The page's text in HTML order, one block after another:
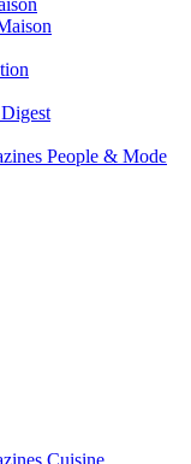
People & Mode
Cuisine